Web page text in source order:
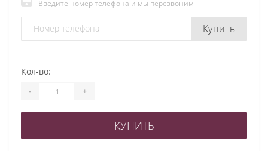
Введите номер телефона и мы перезвоним
Купить
Кол-во:
- +
КУПИТЬ